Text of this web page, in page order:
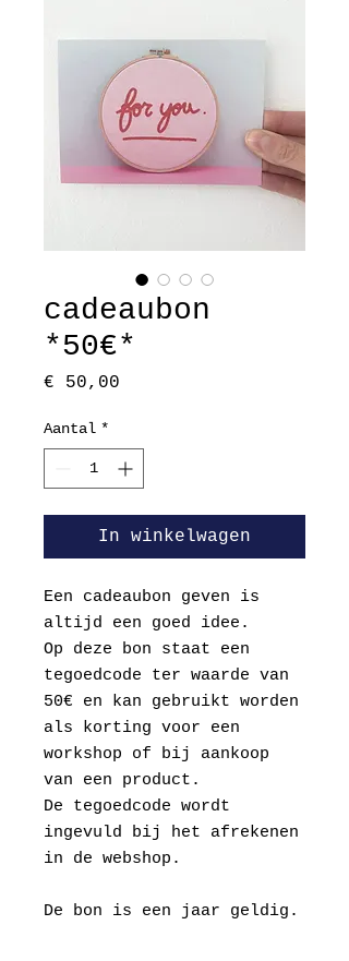
cadeaubon
*50€*
€ 50,00
Aantal *
In winkelwagen
Een cadeaubon geven is
altijd een goed idee.
Op deze bon staat een
tegoedcode ter waarde van
50€ en kan gebruikt worden
als korting voor een
workshop of bij aankoop
van een product.
De tegoedcode wordt
ingevuld bij het afrekenen
in de webshop.
De bon is een jaar geldig.